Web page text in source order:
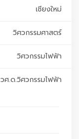
เชียงใหม่
วิศวกรรมศาสตร์
วิศวกรรมไฟฟ้า
วศ.ด.วิศวกรรมไฟฟ้า